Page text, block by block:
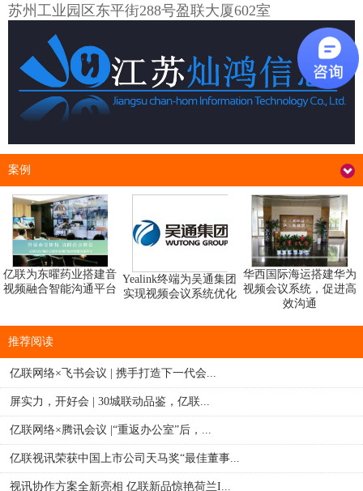
苏州工业园区东平街288号盈联大厦602室
案例
亿联为东曜药业搭建音
视频融合智能沟通平台
Yealink终端为吴通集团
实现视频会议系统优化
华西国际海运搭建华为
视频会议系统，促进高
效沟通
推荐阅读
亿联网络×飞书会议 | 携手打造下一代会...
屏实力，开好会 | 30城联动品鉴，亿联...
亿联网络×腾讯会议 |“重返办公室”后，...
亿联视讯荣获中国上市公司天马奖“最佳董事...
视讯协作方案全新亮相 亿联新品惊艳荷兰I...